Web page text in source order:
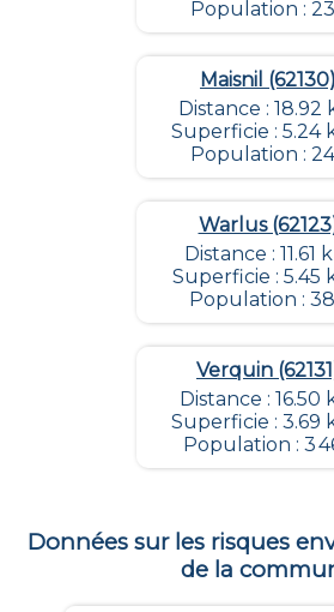
Population :
Maisnil (62130)
Distance : 18.92
Superficie : 5.24
Population :
Warlus
Distance : 11.61
Superficie : 5.45
Population :
Verquin
Distance : 16.50
Superficie : 3.69
Population : 3
Données sur les risques
de la